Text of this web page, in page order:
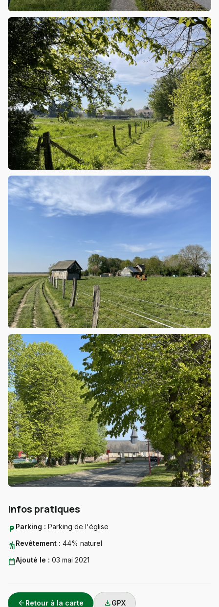
Infos pratiques
local_parking Parking : Parking de l'église
hikingRevêtement : 44% naturel
calendar_todayAjouté le : 03 mai 2021
arrow_back Retour à la carte downloadGPX